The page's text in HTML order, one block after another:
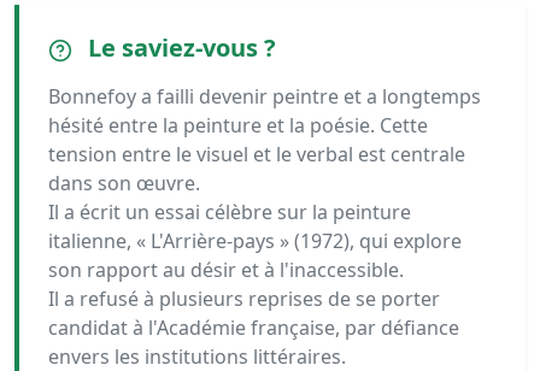
Le saviez-vous ?
Bonnefoy a failli devenir peintre et a longtemps
hésité entre la peinture et la poésie. Cette
tension entre le visuel et le verbal est centrale
dans son œuvre.
Il a écrit un essai célèbre sur la peinture
italienne, « L'Arrière-pays » (1972), qui explore
son rapport au désir et à l'inaccessible.
Il a refusé à plusieurs reprises de se porter
candidat à l'Académie française, par défiance
envers les institutions littéraires.